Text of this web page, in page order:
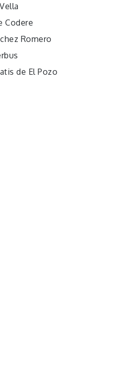
Codere
Romero
de El Pozo